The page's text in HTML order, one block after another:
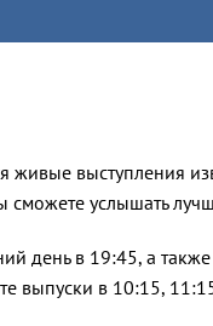
живые выступления
сможете услышать
день в 19:45, а
выпуски в 10:15,